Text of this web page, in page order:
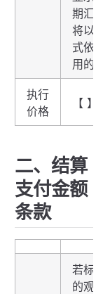
期汇率
将以商
式依诚
用的汇
执行
价格
【 】
二、结算
支付金额
条款
若标的
的观察